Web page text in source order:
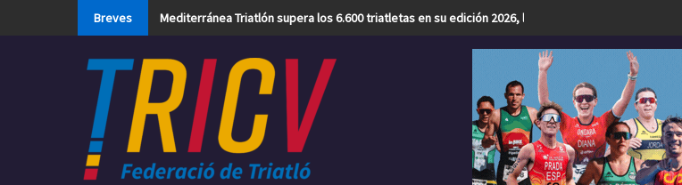
Breves Mediterránea Triatlón supera los 6.600 triatletas en su edición 2026, la más numerosa hasta la fecha